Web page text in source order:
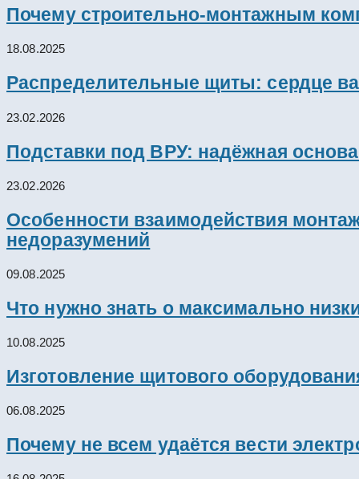
Почему строительно-монтажным
18.08.2025
Распределительные щиты: сердце
23.02.2026
Подставки под ВРУ: надёжная
23.02.2026
Особенности взаимодействия
недоразумений
09.08.2025
Что нужно знать о максимально
10.08.2025
Изготовление щитового
06.08.2025
Почему не всем удаётся вести